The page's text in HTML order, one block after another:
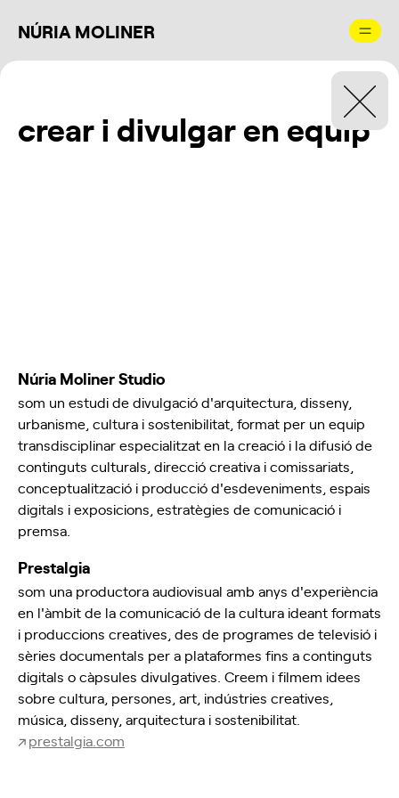
NÚRIA MOLINER
Tornar a
crear i divulgar en equip
Núria Moliner Studio
som un estudi de divulgació d'arquitectura, disseny,
urbanisme, cultura i sostenibilitat, format per un equip
transdisciplinar especialitzat en la creació i la difusió de
continguts culturals, direcció creativa i comissariats,
conceptualització i producció d'esdeveniments, espais
digitals i exposicions, estratègies de comunicació i
premsa.
Prestalgia
som una productora audiovisual amb anys d'experiència
en l'àmbit de la comunicació de la cultura ideant formats
i produccions creatives, des de programes de televisió i
sèries documentals per a plataformes fins a continguts
digitals o càpsules divulgatives. Creem i filmem idees
sobre cultura, persones, art, indústries creatives,
música, disseny, arquitectura i sostenibilitat.
prestalgia.com